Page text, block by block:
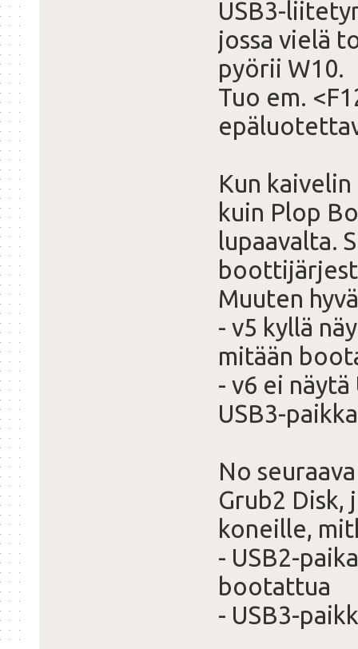
USB3-
jossa vielä
pyörii W10.
Tuo em.
Kun
kuin Plop
lupaavalta.
Muuten
- v5 kyllä
mitään
- v6 ei
USB3-
No
Grub2
koneille,
- USB2-
bootattua
- USB3-